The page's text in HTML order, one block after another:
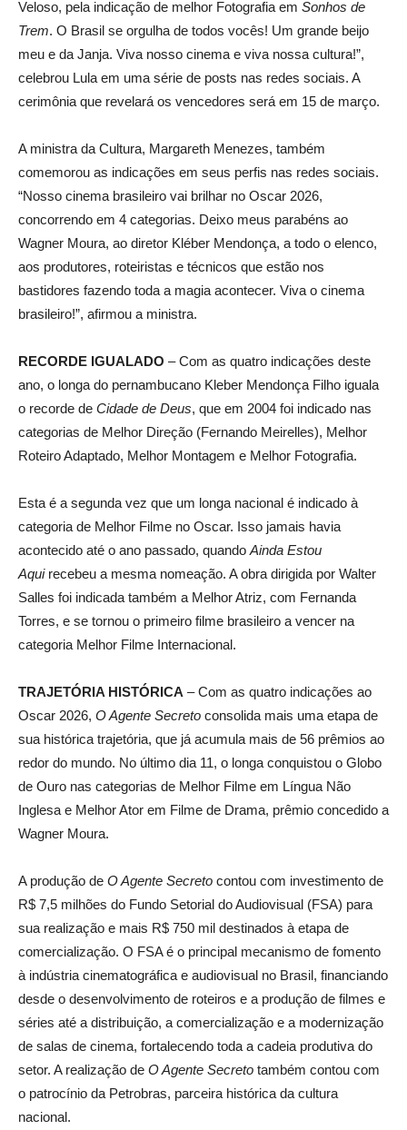
Veloso, pela indicação de melhor Fotografia em Sonhos de
Trem. O Brasil se orgulha de todos vocês! Um grande beijo
meu e da Janja. Viva nosso cinema e viva nossa cultura!”,
celebrou Lula em uma série de posts nas redes sociais. A
cerimônia que revelará os vencedores será em 15 de março.
A ministra da Cultura, Margareth Menezes, também
comemorou as indicações em seus perfis nas redes sociais.
“Nosso cinema brasileiro vai brilhar no Oscar 2026,
concorrendo em 4 categorias. Deixo meus parabéns ao
Wagner Moura, ao diretor Kléber Mendonça, a todo o elenco,
aos produtores, roteiristas e técnicos que estão nos
bastidores fazendo toda a magia acontecer. Viva o cinema
brasileiro!”, afirmou a ministra.
RECORDE IGUALADO – Com as quatro indicações deste
ano, o longa do pernambucano Kleber Mendonça Filho iguala
o recorde de Cidade de Deus, que em 2004 foi indicado nas
categorias de Melhor Direção (Fernando Meirelles), Melhor
Roteiro Adaptado, Melhor Montagem e Melhor Fotografia.
Esta é a segunda vez que um longa nacional é indicado à
categoria de Melhor Filme no Oscar. Isso jamais havia
acontecido até o ano passado, quando Ainda Estou
Aquirecebeu a mesma nomeação. A obra dirigida por Walter
Salles foi indicada também a Melhor Atriz, com Fernanda
Torres, e se tornou o primeiro filme brasileiro a vencer na
categoria Melhor Filme Internacional.
TRAJETÓRIA HISTÓRICA – Com as quatro indicações ao
Oscar 2026, O Agente Secreto consolida mais uma etapa de
sua histórica trajetória, que já acumula mais de 56 prêmios ao
redor do mundo. No último dia 11, o longa conquistou o Globo
de Ouro nas categorias de Melhor Filme em Língua Não
Inglesa e Melhor Ator em Filme de Drama, prêmio concedido a
Wagner Moura.
A produção de O Agente Secreto contou com investimento de
R$ 7,5 milhões do Fundo Setorial do Audiovisual (FSA) para
sua realização e mais R$ 750 mil destinados à etapa de
comercialização. O FSA é o principal mecanismo de fomento
à indústria cinematográfica e audiovisual no Brasil, financiando
desde o desenvolvimento de roteiros e a produção de filmes e
séries até a distribuição, a comercialização e a modernização
de salas de cinema, fortalecendo toda a cadeia produtiva do
setor. A realização de O Agente Secreto também contou com
o patrocínio da Petrobras, parceira histórica da cultura
nacional.